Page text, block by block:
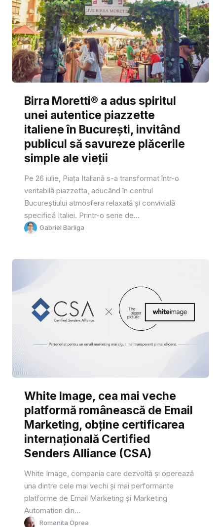
Birra Moretti® a adus spiritul
unei autentice piazzette
italiene în București, invitând
publicul să savureze plăcerile
simple ale vieții
Pe 26 iulie, Piața Italiană s-a transformat într-o
veritabilă piazzetta, aducând în centrul
Bucureștiului atmosfera relaxată și convivială
specifică Italiei. Printr-o serie de...
Gabriel Barliga
White Image, cea mai veche
platformă românească de Email
Marketing, obține certificarea
internațională Certified
Senders Alliance (CSA)
White Image, compania care dezvoltă și operează
una dintre cele mai vechi și mai performante
platforme de Email Marketing și Marketing
Automation din...
Romanita Oprea